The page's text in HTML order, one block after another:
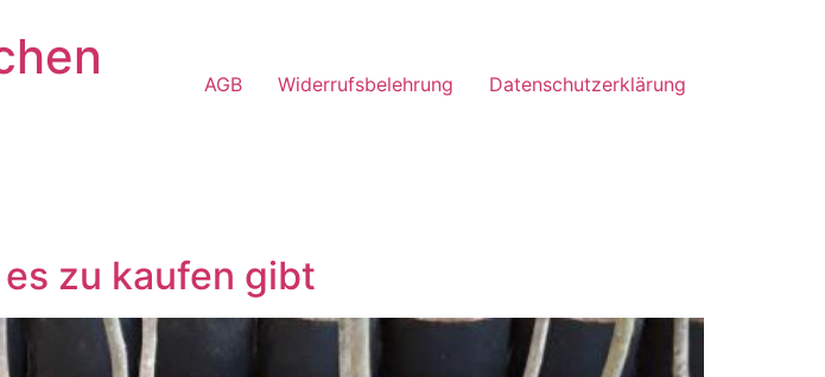
AGB Widerrufsbelehrung Datenschutzerklärung
zu kaufen gibt